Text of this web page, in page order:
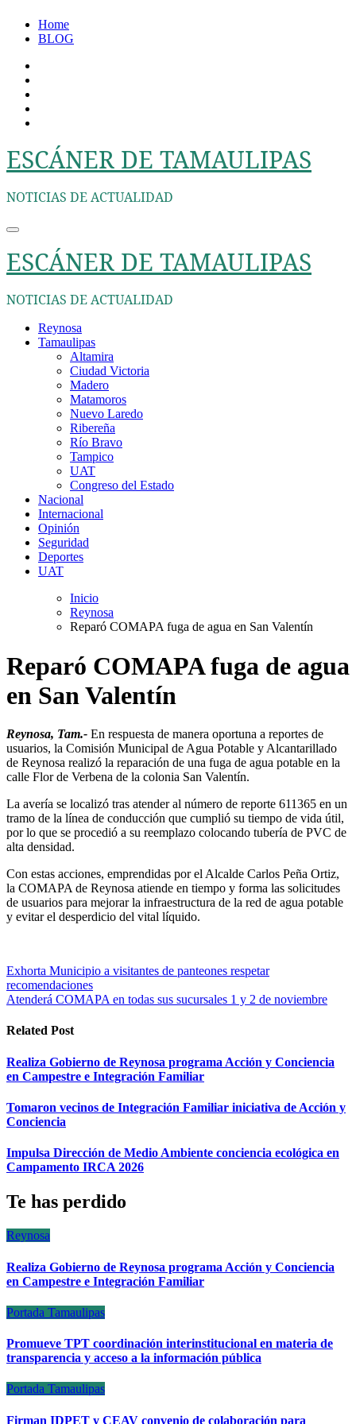
Home
BLOG
ESCÁNER DE TAMAULIPAS
NOTICIAS DE ACTUALIDAD
ESCÁNER DE TAMAULIPAS
NOTICIAS DE ACTUALIDAD
Reynosa
Tamaulipas
Altamira
Ciudad Victoria
Madero
Matamoros
Nuevo Laredo
Ribereña
Río Bravo
Tampico
UAT
Congreso del Estado
Nacional
Internacional
Opinión
Seguridad
Deportes
UAT
Inicio
Reynosa
Reparó COMAPA fuga de agua en San Valentín
Reparó COMAPA fuga de agua
en San Valentín
Reynosa, Tam.- En respuesta de manera oportuna a reportes de
usuarios, la Comisión Municipal de Agua Potable y Alcantarillado
de Reynosa realizó la reparación de una fuga de agua potable en la
calle Flor de Verbena de la colonia San Valentín.
La avería se localizó tras atender al número de reporte 611365 en un
tramo de la línea de conducción que cumplió su tiempo de vida útil,
por lo que se procedió a su reemplazo colocando tubería de PVC de
alta densidad.
Con estas acciones, emprendidas por el Alcalde Carlos Peña Ortiz,
la COMAPA de Reynosa atiende en tiempo y forma las solicitudes
de usuarios para mejorar la infraestructura de la red de agua potable
y evitar el desperdicio del vital líquido.
Navegación
de
Exhorta Municipio a visitantes de panteones respetar
recomendaciones
Atenderá COMAPA en todas sus sucursales 1 y 2 de noviembre
Related Post
Realiza Gobierno de Reynosa programa Acción y Conciencia
en Campestre e Integración Familiar
Tomaron vecinos de Integración Familiar iniciativa de Acción y
Conciencia
Impulsa Dirección de Medio Ambiente conciencia ecológica en
Campamento IRCA 2026
Te has perdido
Reynosa
Realiza Gobierno de Reynosa programa Acción y Conciencia
en Campestre e Integración Familiar
Portada Tamaulipas
Promueve TPT coordinación interinstitucional en materia de
transparencia y acceso a la información pública
Portada Tamaulipas
Firman IDPET y CEAV convenio de colaboración para